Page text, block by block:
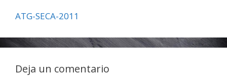
ATG-SECA-2011
Deja un comentario